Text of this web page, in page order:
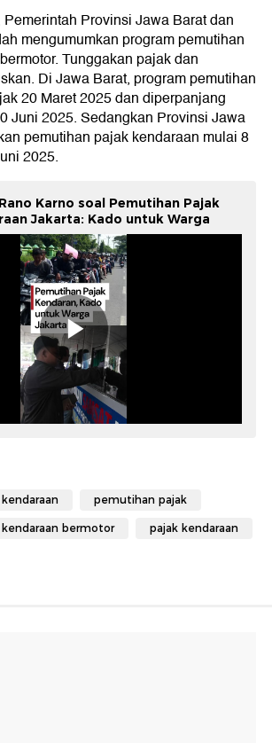
Provinsi Jawa Barat dan
mengumumkan program pemutihan
Tunggakan pajak dan
Di Jawa Barat, program pemutihan
20 Maret 2025 dan diperpanjang
Juni 2025. Sedangkan Provinsi Jawa
pemutihan pajak kendaraan mulai 8
2025.
Karno soal Pemutihan Pajak
Jakarta: Kado untuk Warga
pemutihan pajak
bermotor pajak kendaraan